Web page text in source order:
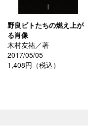
野良ビトたちの燃え上が
る肖像
木村友祐／著
2017/05/05
1,408円（税込）